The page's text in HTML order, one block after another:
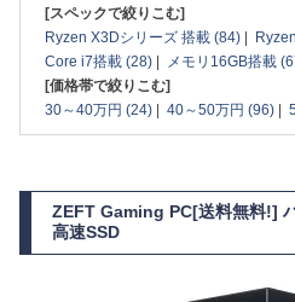
[スペックで絞りこむ]
Ryzen X3Dシリーズ 搭載 (84) |
Core i7搭載 (28) |
メモリ16GB搭載
[価格帯で絞りこむ]
30～40万円 (24) | 40～50万円 (96) |
ZEFT Gaming PC[送料無料!]
高速SSD